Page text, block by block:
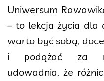
Uniwersum
– to lekcja życia dla
warto być sobą,
i podążać za
udowadnia, że